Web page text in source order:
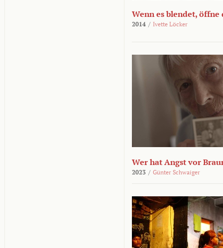
Wenn es blendet, öffne
2014 / Ivette Löcker
Wer hat Angst vor
2023 / Günter Schwaiger